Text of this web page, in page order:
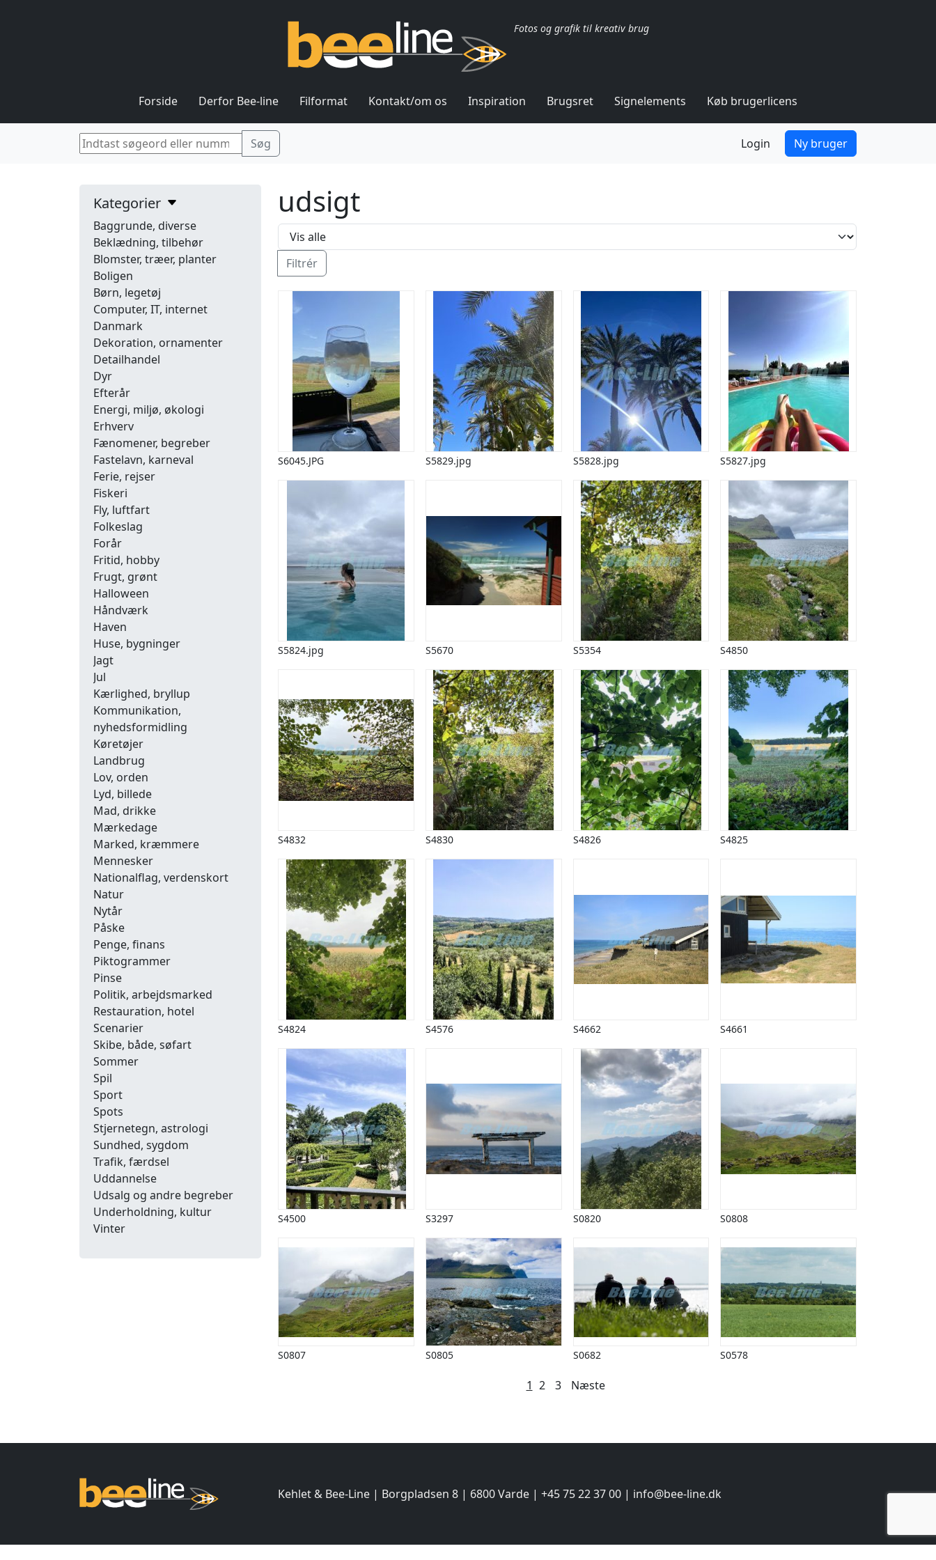
Fotos og grafik til kreativ brug
Forside Derfor Bee-line Filformat Kontakt/om os Inspiration Brugsret Signelements Køb brugerlicens
Login Ny bruger
Kategorier
Baggrunde, diverse
Beklædning, tilbehør
Blomster, træer, planter
Boligen
Børn, legetøj
Computer, IT, internet
Danmark
Dekoration, ornamenter
Detailhandel
Dyr
Efterår
Energi, miljø, økologi
Erhverv
Fænomener, begreber
Fastelavn, karneval
Ferie, rejser
Fiskeri
Fly, luftfart
Folkeslag
Forår
Fritid, hobby
Frugt, grønt
Halloween
Håndværk
Haven
Huse, bygninger
Jagt
Jul
Kærlighed, bryllup
Kommunikation,
nyhedsformidling
Køretøjer
Landbrug
Lov, orden
Lyd, billede
Mad, drikke
Mærkedage
Marked, kræmmere
Mennesker
Nationalflag, verdenskort
Natur
Nytår
Påske
Penge, finans
Piktogrammer
Pinse
Politik, arbejdsmarked
Restauration, hotel
Scenarier
Skibe, både, søfart
Sommer
Spil
Sport
Spots
Stjernetegn, astrologi
Sundhed, sygdom
Trafik, færdsel
Uddannelse
Udsalg og andre begreber
Underholdning, kultur
Vinter
udsigt
Filtrér
S6045.JPG S5829.jpg S5828.jpg S5827.jpg
S5824.jpg S5670 S5354 S4850
S4832 S4830 S4826 S4825
S4824 S4576 S4662 S4661
S4500 S3297 S0820 S0808
S0807 S0805 S0682 S0578
1 2 3 Næste
Kehlet & Bee-Line | Borgpladsen 8 | 6800 Varde | +45 75 22 37 00 | info@bee-line.dk